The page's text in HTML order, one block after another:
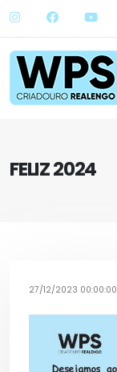
FELIZ 2024
27/12/2023 00:00:00